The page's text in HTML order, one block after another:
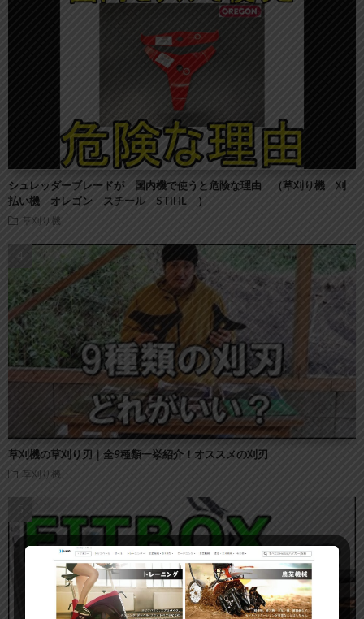
シュレッダーブレードが 国内機で使うと危険な理由 （草刈り機 刈
払い機 オレゴン スチール STIHL ）
草刈り機
草刈機の草刈り刃｜全9種類一挙紹介！オススメの刈刃
草刈り機